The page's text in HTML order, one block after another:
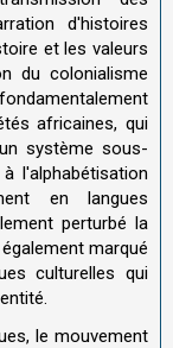
d'histoires
et les valeurs
du colonialisme
africaines, qui
système sous-
l'alphabétisation
en langues
perturbé la
marqué
culturelles qui
le mouvement